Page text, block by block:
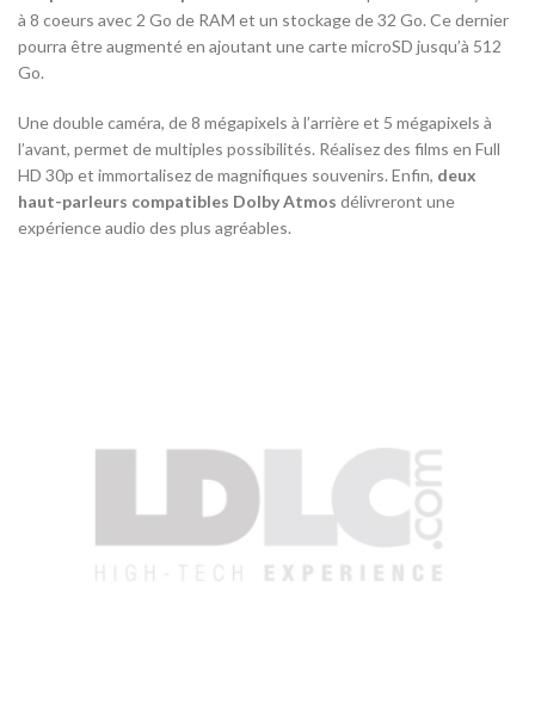
à 8 coeurs avec 2 Go de RAM et un stockage de 32 Go. Ce dernier
pourra être augmenté en ajoutant une carte microSD jusqu’à 512
Go.
Une double caméra, de 8 mégapixels à l’arrière et 5 mégapixels à
l’avant, permet de multiples possibilités. Réalisez des films en Full
HD 30p et immortalisez de magnifiques souvenirs. Enfin, deux
haut-parleurs compatibles Dolby Atmos délivreront une
expérience audio des plus agréables.